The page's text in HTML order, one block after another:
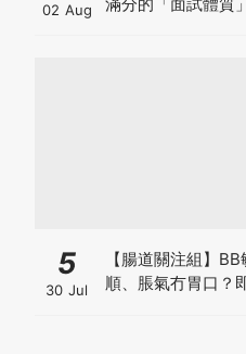
02 Aug
5
30 Jul
【腸道關注組】
順、脹氣冇胃口？